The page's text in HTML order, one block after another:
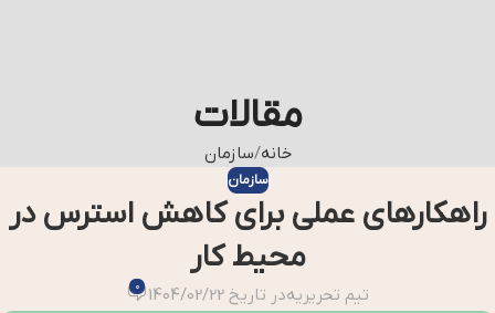
مقالات
خانه سازمان
سازمان
راهکارهای عملی برای کاهش استرس در
محیط کار
تیم تحریریهدر تاریخ 1404/02/22 0